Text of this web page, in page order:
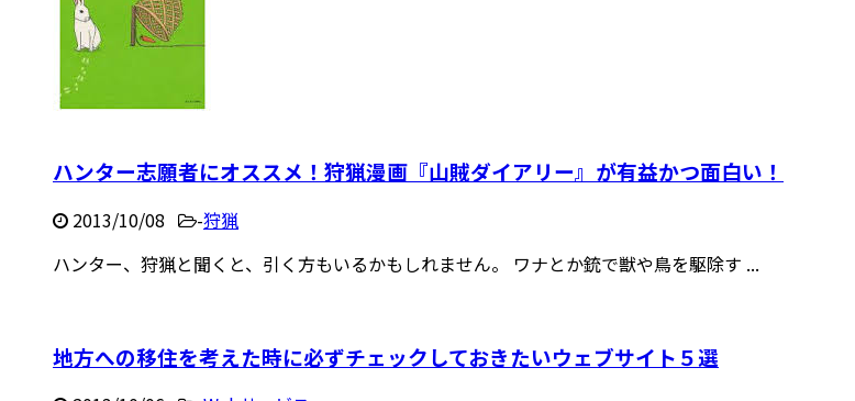
ハンター志願者にオススメ！狩猟漫画『山賊ダイアリー』が有益かつ面白い！
2013/10/08 -狩猟
ハンター、狩猟と聞くと、引く方もいるかもしれません。 ワナとか銃で獣や鳥を駆除す ...
地方への移住を考えた時に必ずチェックしておきたいウェブサイト５選